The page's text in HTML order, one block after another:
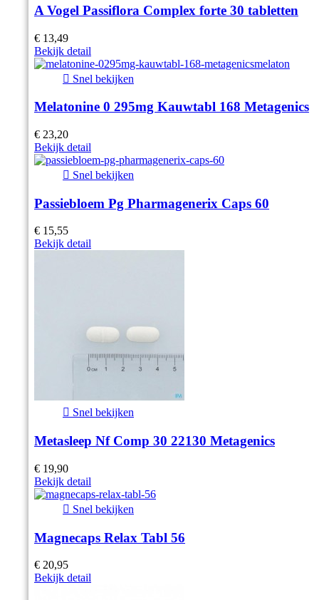
A Vogel Passiflora Complex forte 30 tabletten
€ 13,49
Bekijk detail
 Snel bekijken
Melatonine 0 295mg Kauwtabl 168 Metagenics
€ 23,20
Bekijk detail
 Snel bekijken
Passiebloem Pg Pharmagenerix Caps 60
€ 15,55
Bekijk detail
 Snel bekijken
Metasleep Nf Comp 30 22130 Metagenics
€ 19,90
Bekijk detail
 Snel bekijken
Magnecaps Relax Tabl 56
€ 20,95
Bekijk detail